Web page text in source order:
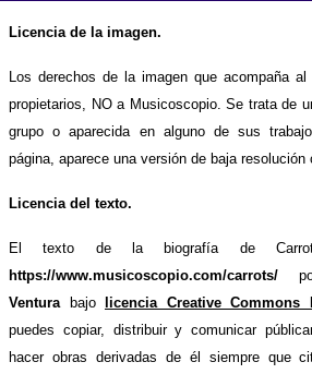
Licencia de la imagen.
Los derechos de la imagen que acompaña
propietarios, NO a Musicoscopio. Se trata de
grupo o aparecida en alguno de sus
página, aparece una versión de baja
Licencia del texto.
El texto de la biografía de
https://www.musicoscopio.com/carrots/
Venturabajo licencia Creative Commons
puedes copiar, distribuir y comunicar
hacer obras derivadas de él siempre que